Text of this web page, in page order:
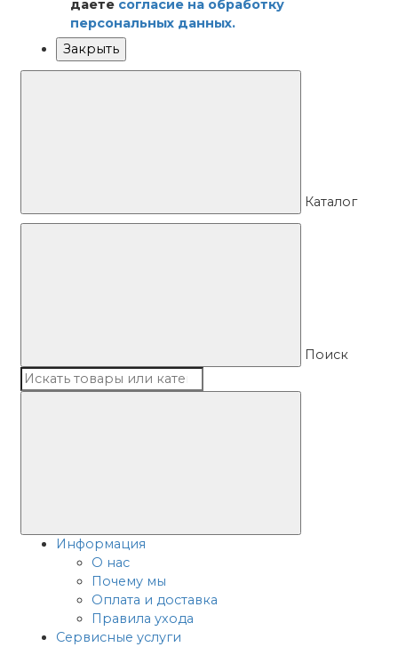
даете согласие на обработку
персональных данных.
Закрыть
Каталог
Поиск
Информация
О нас
Почему мы
Оплата и доставка
Правила ухода
Сервисные услуги